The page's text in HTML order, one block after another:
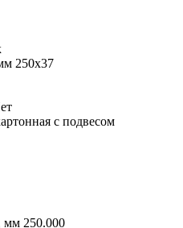
250х37
с подвесом
мм 250.000